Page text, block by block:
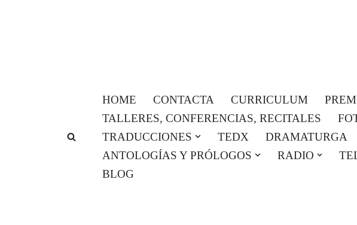
HOME CONTACTA CURRICULUM
TALLERES, CONFERENCIAS, RECITALES
TRADUCCIONES
TEDX DRAMATURGA
ANTOLOGÍAS Y PRÓLOGOS
RADIO
BLOG